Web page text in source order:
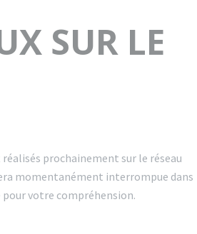
SUR LE
prochainement sur le réseau
momentanément interrompue dans
pour votre compréhension.